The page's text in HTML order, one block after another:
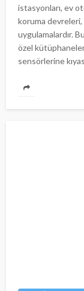
istasyonları, ev
koruma devreleri,
uygulamalardır.
özel
sensörlerine